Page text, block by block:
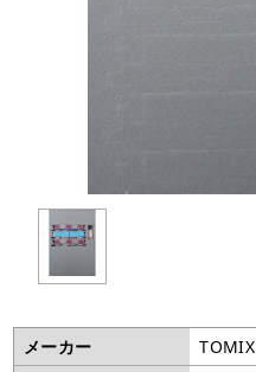
メーカー
TOMIX